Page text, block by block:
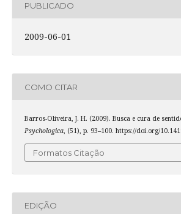
PUBLICADO
2009-06-01
COMO CITAR
Barros-Oliveira, J. H. (2009). Busca e cura de
Psychologica, (51), p. 93–100. https://doi.org/
Formatos Citação
EDIÇÃO